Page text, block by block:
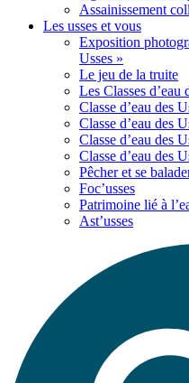
Assainissement
Les usses et vous
Exposition
Usses »
Le jeu de la truite
Les Classes d’eau
Classe d’eau des
Classe d’eau des
Classe d’eau des
Classe d’eau des
Pêcher et se
Foc’usses
Patrimoine lié à
Ast’usses